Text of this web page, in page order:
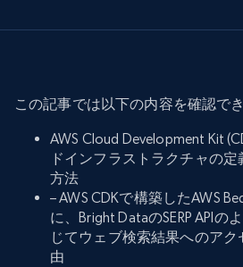
この記事では以下の内容を確認で
AWS Cloud Development Kit
ドインフラストラクチャの
方法
– AWS CDKで構築したAWS
に、Bright DataのSERP APIの
じてウェブ検索結果へのア
由